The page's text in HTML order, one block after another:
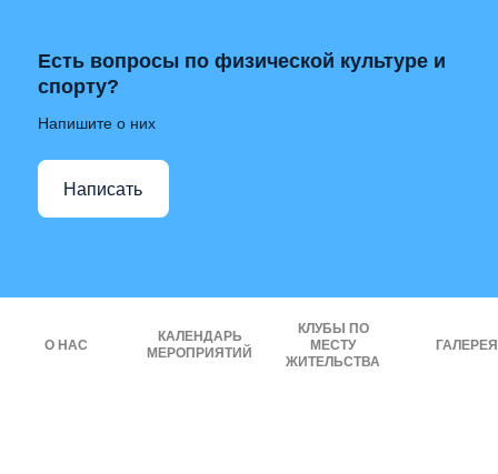
Есть вопросы по физической культуре и
спорту?
Напишите о них
Написать
О НАС
КАЛЕНДАРЬ
МЕРОПРИЯТИЙ
КЛУБЫ ПО
МЕСТУ
ЖИТЕЛЬСТВА
ГАЛЕРЕЯ